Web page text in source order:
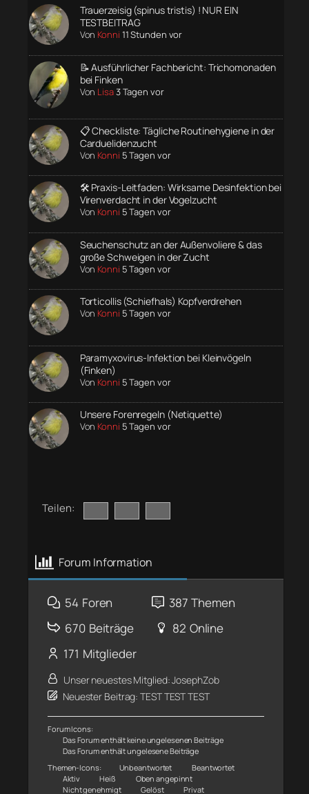
Trauerzeisig (spinus tristis) ! NUR EIN
TESTBEITRAG
Von Konni 11 Stunden vor
📝 Ausführlicher Fachbericht: Trichomonaden
bei Finken
Von Lisa3 Tagen vor
📋 Checkliste: Tägliche Routinehygiene in der
Carduelidenzucht
Von Konni 5 Tagen vor
🛠️ Praxis-Leitfaden: Wirksame Desinfektion bei
Virenverdacht in der Vogelzucht
Von Konni 5 Tagen vor
Seuchenschutz an der Außenvoliere & das
große Schweigen in der Zucht
Von Konni 5 Tagen vor
Torticollis (Schiefhals) Kopfverdrehen
Von Konni 5 Tagen vor
Paramyxovirus-Infektion bei Kleinvögeln
(Finken)
Von Konni 5 Tagen vor
Unsere Forenregeln (Netiquette)
Von Konni 5 Tagen vor
Teilen:
Forum Information
54 Foren 387 Themen
670 Beiträge 82 Online
171 Mitglieder
Unser neuestes Mitglied:JosephZob
Neuester Beitrag:TEST TEST TEST
Forum Icons:
Das Forum enthält keine ungelesenen Beiträge
Das Forum enthält ungelesene Beiträge
Themen-Icons:
Unbeantwortet
Beantwortet
Aktiv
Heiß
Oben angepinnt
Nicht genehmigt
Gelöst Privat